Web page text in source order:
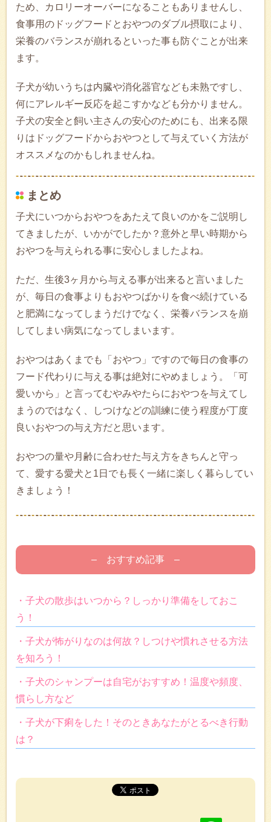
ため、カロリーオーバーになることもありませんし、
食事用のドッグフードとおやつのダブル摂取により、
栄養のバランスが崩れるといった事も防ぐことが出来
ます。
子犬が幼いうちは内臓や消化器官なども未熟ですし、
何にアレルギー反応を起こすかなども分かりません。
子犬の安全と飼い主さんの安心のためにも、出来る限
りはドッグフードからおやつとして与えていく方法が
オススメなのかもしれませんね。
まとめ
子犬にいつからおやつをあたえて良いのかをご説明し
てきましたが、いかがでしたか？意外と早い時期から
おやつを与えられる事に安心しましたよね。
ただ、生後3ヶ月から与える事が出来ると言いました
が、毎日の食事よりもおやつばかりを食べ続けている
と肥満になってしまうだけでなく、栄養バランスを崩
してしまい病気になってしまいます。
おやつはあくまでも「おやつ」ですので毎日の食事の
フード代わりに与える事は絶対にやめましょう。「可
愛いから」と言ってむやみやたらにおやつを与えてし
まうのではなく、しつけなどの訓練に使う程度が丁度
良いおやつの与え方だと思います。
おやつの量や月齢に合わせた与え方をきちんと守っ
て、愛する愛犬と1日でも長く一緒に楽しく暮らしてい
きましょう！
– おすすめ記事 –
・子犬の散歩はいつから？しっかり準備をしておこ
う！
・子犬が怖がりなのは何故？しつけや慣れさせる方法
を知ろう！
・子犬のシャンプーは自宅がおすすめ！温度や頻度、
慣らし方など
・子犬が下痢をした！そのときあなたがとるべき行動
は？